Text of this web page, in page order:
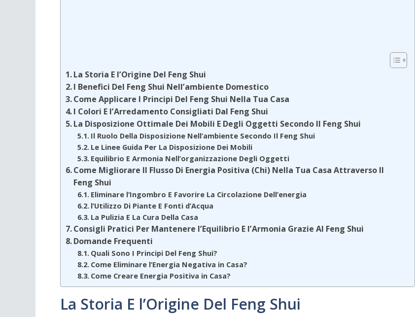
La Storia E l’Origine Del Feng Shui
I Benefici Del Feng Shui Nell’ambiente Domestico
Come Applicare I Principi Del Feng Shui Nella Tua Casa
I Colori E l’Arredamento Consigliati Dal Feng Shui
La Disposizione Ottimale Dei Mobili E Degli Oggetti Secondo Il Feng Shui
Il Ruolo Della Disposizione Nell’ambiente Secondo Il Feng Shui
Le Linee Guida Per La Disposizione Dei Mobili
Equilibrio E Armonia Nell’organizzazione Degli Oggetti
Come Migliorare Il Flusso Di Energia Positiva (Chi) Nella Tua Casa Attraverso Il
Feng Shui
Eliminare l’Ingombro E Favorire La Circolazione Dell’energia
l’Utilizzo Di Piante E Fonti d’Acqua
La Pulizia E La Cura Della Casa
Consigli Pratici Per Mantenere l’Equilibrio E l’Armonia Grazie Al Feng Shui
Domande Frequenti
Quali Sono I Principi Del Feng Shui?
Come Eliminare l’Energia Negativa in Casa?
Come Creare Energia Positiva in Casa?
La Storia E l’Origine Del Feng Shui